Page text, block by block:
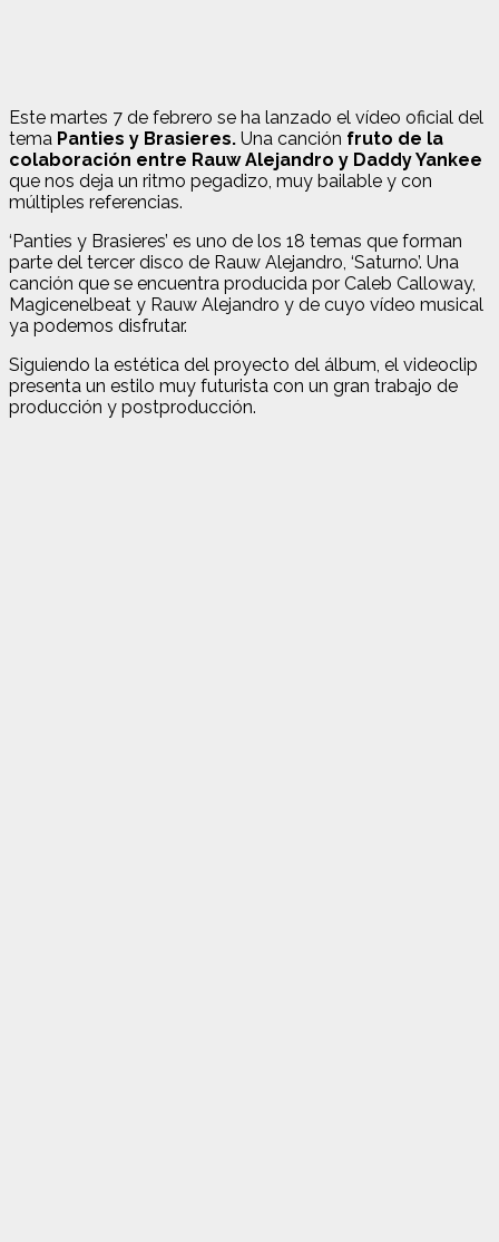
Este martes 7 de febrero se ha lanzado el vídeo oficial del
tema Panties y Brasieres. Una canción fruto de la
colaboración entre Rauw Alejandro y Daddy Yankee
que nos deja un ritmo pegadizo, muy bailable y con
múltiples referencias.
‘Panties y Brasieres’ es uno de los 18 temas que forman
parte del tercer disco de Rauw Alejandro, ‘Saturno’. Una
canción que se encuentra producida por Caleb Calloway,
Magicenelbeat y Rauw Alejandro y de cuyo vídeo musical
ya podemos disfrutar.
Siguiendo la estética del proyecto del álbum, el videoclip
presenta un estilo muy futurista con un gran trabajo de
producción y postproducción.